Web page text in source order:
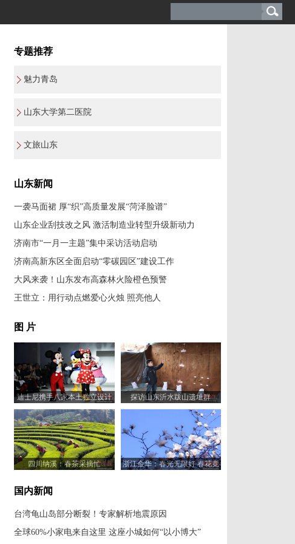
专题推荐
魅力青岛
山东大学第二医院
文旅山东
山东新闻
一袭马面裙 厚“织”高质量发展“菏泽脸谱”
山东企业刮技改之风 激活制造业转型升级新动力
济南市“一月一主题”集中采访活动启动
济南高新东区全面启动“零碳园区”建设工作
大风来袭！山东发布高森林火险橙色预警
王世立：用行动点燃爱心火烛 照亮他人
图 片
迪士尼携手八家本土独立设计
师品牌亮相2024秋冬上海时装
周
探访山东沂水跋山遗址群
四川纳溪：春茶采摘忙
浙江金华：春光无限好 春花竞
国内新闻
台湾龟山岛部分断裂！专家解析地震原因
全球60%小家电来自这里 这座小城如何“以小博大”